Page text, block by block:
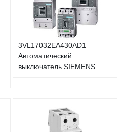
3VL17032EA430AD1
Автоматический
выключатель SIEMENS